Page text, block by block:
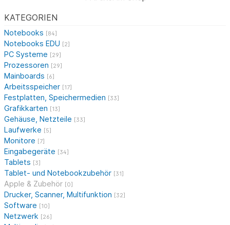
KATEGORIEN
Notebooks [84]
Notebooks EDU [2]
PC Systeme [29]
Prozessoren [29]
Mainboards [6]
Arbeitsspeicher [17]
Festplatten, Speichermedien [33]
Grafikkarten [13]
Gehäuse, Netzteile [33]
Laufwerke [5]
Monitore [7]
Eingabegeräte [34]
Tablets [3]
Tablet- und Notebookzubehör [31]
Apple & Zubehör [0]
Drucker, Scanner, Multifunktion [32]
Software [10]
Netzwerk [26]